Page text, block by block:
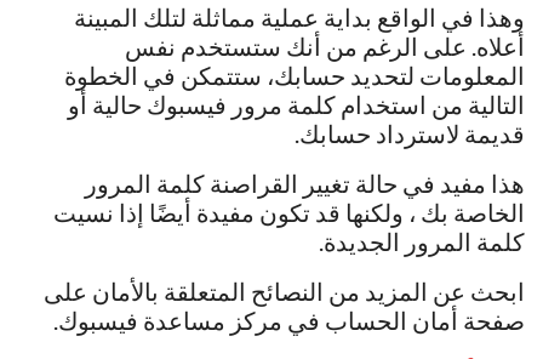
وهذا في الواقع بداية عملية مماثلة لتلك المبينة
أعلاه. على الرغم من أنك ستستخدم نفس
المعلومات لتحديد حسابك، ستتمكن في الخطوة
التالية من استخدام كلمة مرور فيسبوك حالية أو
قديمة لاسترداد حسابك.
هذا مفيد في حالة تغيير القراصنة كلمة المرور
الخاصة بك ، ولكنها قد تكون مفيدة أيضًا إذا نسيت
كلمة المرور الجديدة.
ابحث عن المزيد من النصائح المتعلقة بالأمان على
صفحة أمان الحساب في مركز مساعدة فيسبوك.